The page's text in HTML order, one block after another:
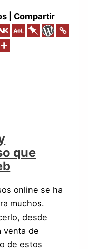
| Compartir
que
online se ha
muchos.
desde
venta de
de estos